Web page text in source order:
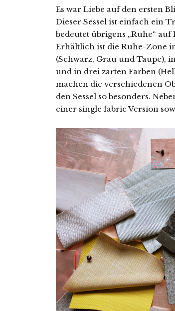
Es war Liebe auf den ersten
Dieser Sessel ist einfach ein
bedeutet übrigens „Ruhe“
Erhältlich ist die Ruhe-Zone
(Schwarz, Grau und Taupe),
und in drei zarten Farben
machen die verschiedenen
den Sessel so besonders.
einer single fabric Version